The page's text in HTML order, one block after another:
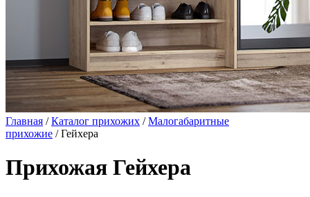
Главная /Каталог прихожих /Малогабаритные
прихожие / Гейхера
Прихожая Гейхера